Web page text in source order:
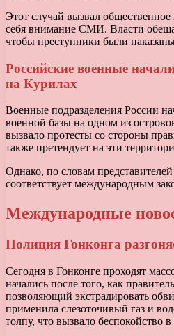
Этот случай вызвал
себя внимание СМИ. Власти
чтобы преступники были наказаны
Российские военные
на Курилах
Военные подразделения России
военной базы на одном из
вызвало протесты со стороны
также претендует на эти
Однако, по словам
соответствует международным
Международные
Полиция Гонконга
Сегодня в Гонконге проходят
начались после того, как
позволяющий экстрадировать
применила слезоточивый газ и
толпу, что вызвало беспокойство